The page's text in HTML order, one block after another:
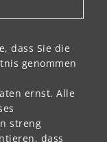
dass Sie die
genommen
ernst. Alle
streng
dass